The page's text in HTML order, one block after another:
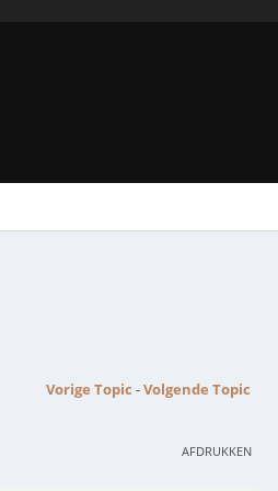
Vorige Topic -Volgende Topic
AFDRUKKEN